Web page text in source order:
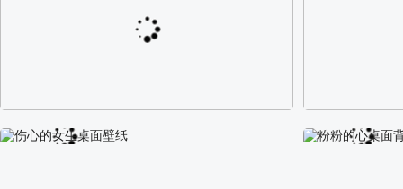
阿尔卑斯山区自然风景壁纸 校园长发可爱